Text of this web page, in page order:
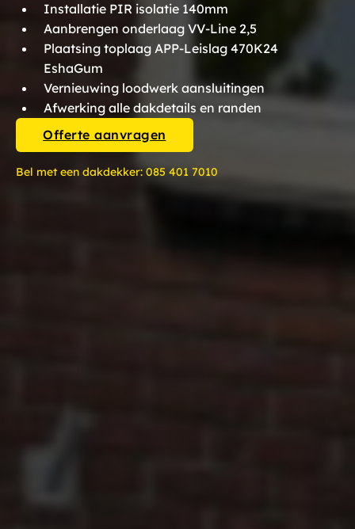
Installatie PIR isolatie 140mm
Aanbrengen onderlaag VV-Line 2,5
Plaatsing toplaag APP-Leislag 470K24
EshaGum
Vernieuwing loodwerk aansluitingen
Afwerking alle dakdetails en randen
Offerte aanvragen
Bel met een dakdekker: 085 401 7010